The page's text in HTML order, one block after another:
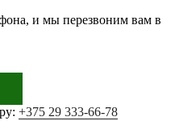
и мы перезвоним вам в
+375 29 333-66-78